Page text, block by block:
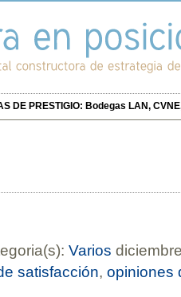
DE PRESTIGIO: Bodegas LAN,
Varios
satisfacción, opiniones